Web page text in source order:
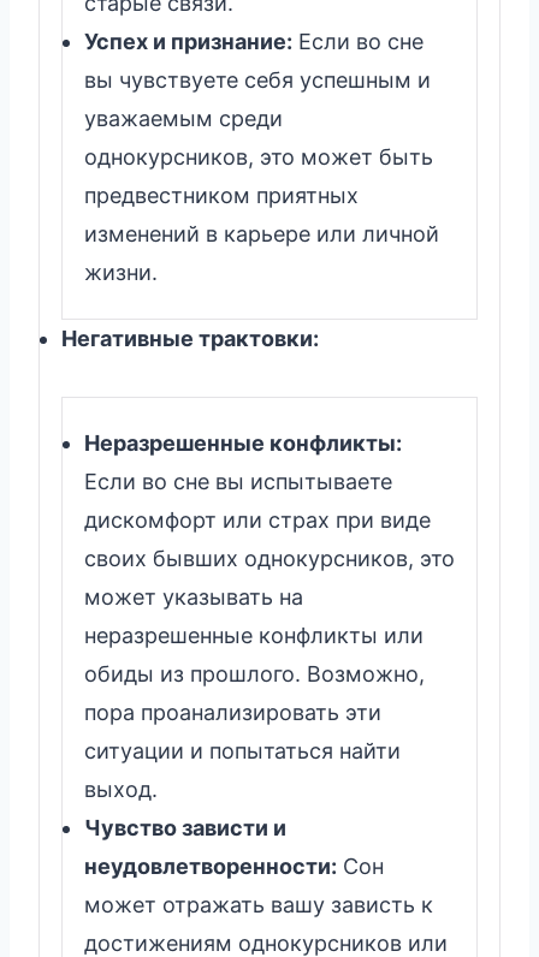
Успех и признание: Если во сне
вы чувствуете себя успешным и
уважаемым среди
однокурсников, это может быть
предвестником приятных
изменений в карьере или личной
жизни.
Негативные трактовки:
Неразрешенные конфликты:
Если во сне вы испытываете
дискомфорт или страх при виде
своих бывших однокурсников, это
может указывать на
неразрешенные конфликты или
обиды из прошлого. Возможно,
пора проанализировать эти
ситуации и попытаться найти
выход.
Чувство зависти и
неудовлетворенности: Сон
может отражать вашу зависть к
достижениям однокурсников или